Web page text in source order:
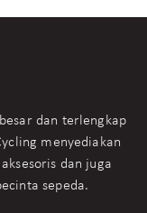
dan terlengkap
menyediakan
dan juga
sepeda.